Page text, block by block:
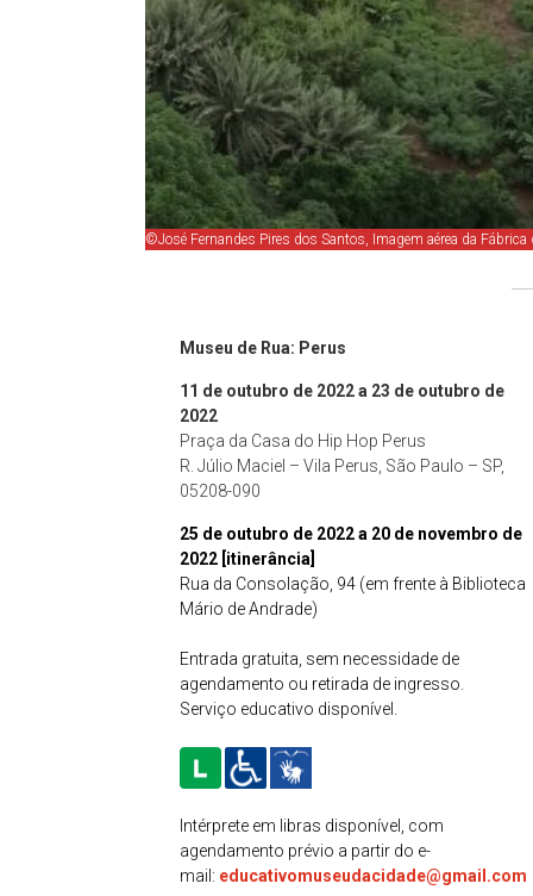
©José Fernandes Pires dos Santos, Imagem aérea da
Museu de Rua: Perus
11 de outubro de 2022 a 23 de outubro de
2022
Praça da Casa do Hip Hop Perus
R. Júlio Maciel – Vila Perus, São Paulo – SP,
05208-090
25 de outubro de 2022 a 20 de novembro de
2022 [itinerância]
Rua da Consolação, 94 (em frente à Biblioteca
Mário de Andrade)
Entrada gratuita, sem necessidade de
agendamento ou retirada de ingresso.
Serviço educativo disponível.
Intérprete em libras disponível, com
agendamento prévio a partir do e-
mail: educativomuseudacidade@gmail.com